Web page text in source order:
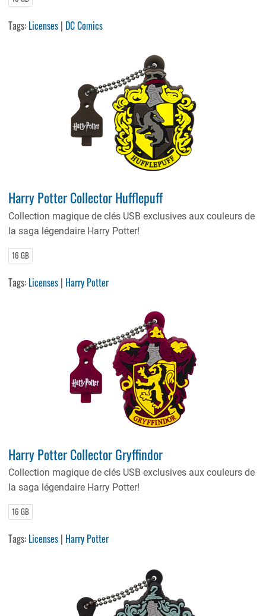
Tags: Licenses | DC Comics
Harry Potter Collector Hufflepuff
Collection magique de clés USB exclusives aux couleurs de
la saga légendaire Harry Potter!
16 GB
Tags: Licenses | Harry Potter
Harry Potter Collector Gryffindor
Collection magique de clés USB exclusives aux couleurs de
la saga légendaire Harry Potter!
16 GB
Tags: Licenses | Harry Potter